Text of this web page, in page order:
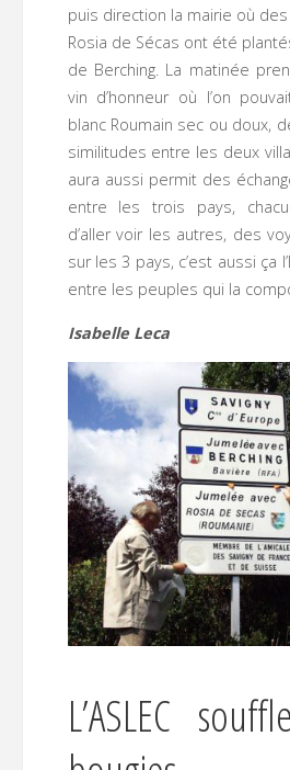
puis direction la mairie où
Rosia de Sécas ont été
de Berching. La matinée
vin d’honneur où l’on
blanc Roumain sec ou doux,
similitudes entre les deux
aura aussi permit des
entre les trois pays,
d’aller voir les autres, des
sur les 3 pays, c’est aussi ça
entre les peuples qui la
Isabelle Leca
L’ASLEC